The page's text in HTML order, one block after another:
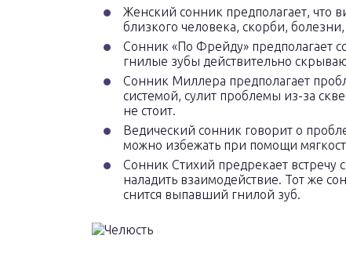
Женский сонник предполагает, что
близкого человека, скорби,
Сонник «По Фрейду» предполагает
гнилые зубы действительно
Сонник Миллера предполагает
системой, сулит проблемы из-за
не стоит.
Ведический сонник говорит о
можно избежать при помощи
Сонник Стихий предрекает
наладить взаимодействие. Тот же
снится выпавший гнилой зуб.